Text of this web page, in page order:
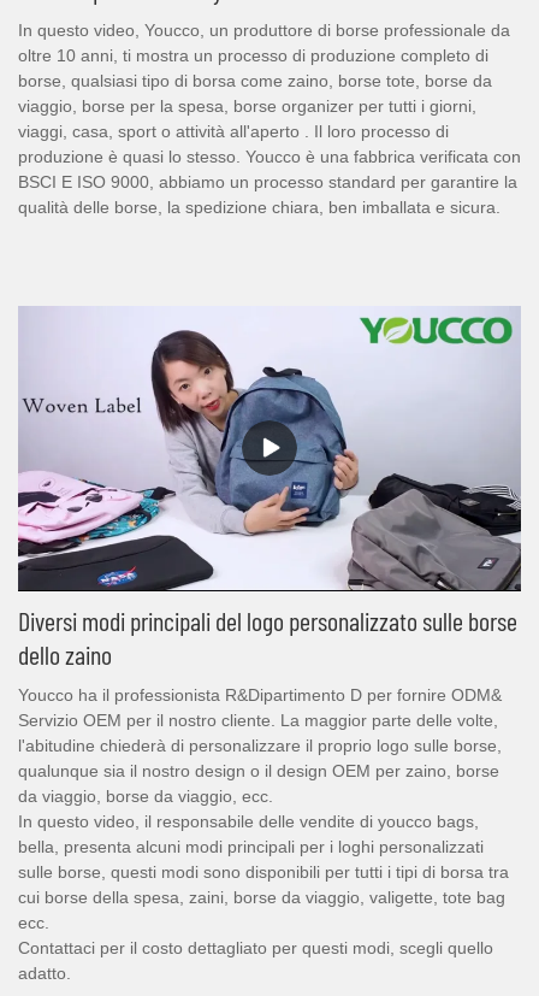
In questo video, Youcco, un produttore di borse professionale da
oltre 10 anni, ti mostra un processo di produzione completo di
borse, qualsiasi tipo di borsa come zaino, borse tote, borse da
viaggio, borse per la spesa, borse organizer per tutti i giorni,
viaggi, casa, sport o attività all'aperto . Il loro processo di
produzione è quasi lo stesso. Youcco è una fabbrica verificata con
BSCI E ISO 9000, abbiamo un processo standard per garantire la
qualità delle borse, la spedizione chiara, ben imballata e sicura.
Diversi modi principali del logo personalizzato sulle borse
dello zaino
Youcco ha il professionista R&Dipartimento D per fornire ODM&
Servizio OEM per il nostro cliente. La maggior parte delle volte,
l'abitudine chiederà di personalizzare il proprio logo sulle borse,
qualunque sia il nostro design o il design OEM per zaino, borse
da viaggio, borse da viaggio, ecc.
In questo video, il responsabile delle vendite di youcco bags,
bella, presenta alcuni modi principali per i loghi personalizzati
sulle borse, questi modi sono disponibili per tutti i tipi di borsa tra
cui borse della spesa, zaini, borse da viaggio, valigette, tote bag
ecc.
Contattaci per il costo dettagliato per questi modi, scegli quello
adatto.